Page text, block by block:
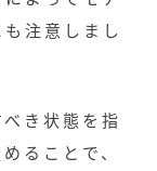
注意しまし
き状態を指
ることで、